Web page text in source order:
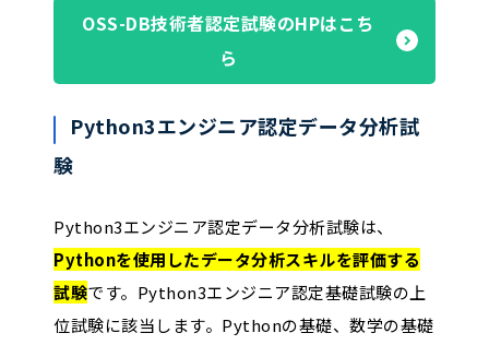
OSS-DB技術者認定試験のHPはこち
ら
Python3エンジニア認定データ分析試
験
Python3エンジニア認定データ分析試験は、
Pythonを使用したデータ分析スキルを評価する
試験です。Python3エンジニア認定基礎試験の上
位試験に該当します。Pythonの基礎、数学の基礎